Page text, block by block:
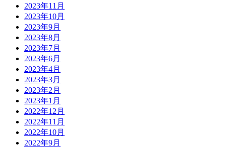
2023年11月
2023年10月
2023年9月
2023年8月
2023年7月
2023年6月
2023年4月
2023年3月
2023年2月
2023年1月
2022年12月
2022年11月
2022年10月
2022年9月